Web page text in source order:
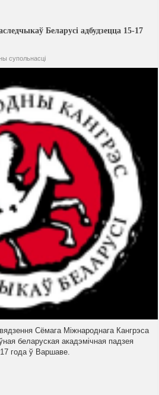
Беларусі адбудзецца 15-17
супольнасцi
Сёмага Міжнароднага Кангрэса
беларуская акадэмічная падзея
года ў Варшаве.